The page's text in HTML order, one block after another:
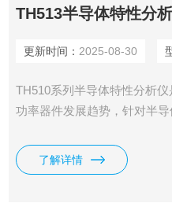
TH513半导体特性分
更新时间： 2025-08-30
TH510系列半导体特性分析
功率器件发展趋势，针对半
了解详情